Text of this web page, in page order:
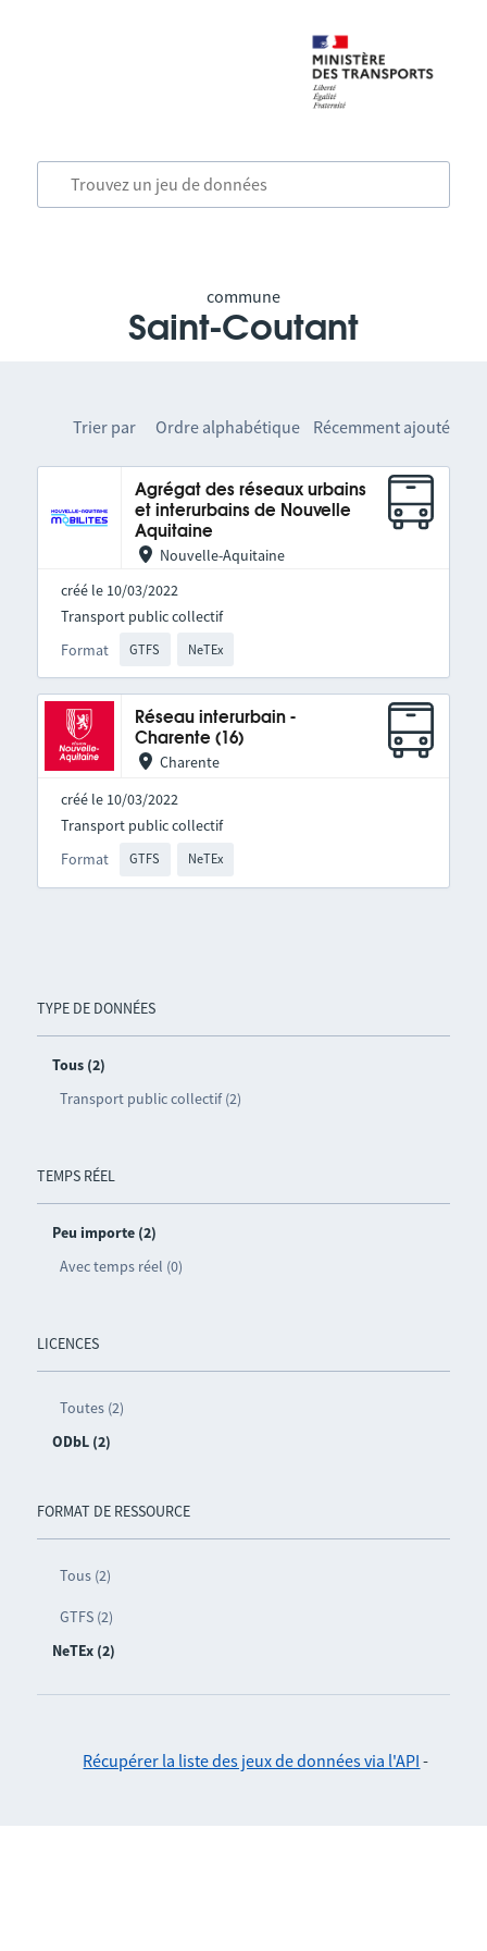
commune
Saint-Coutant
TYPE DE DONNÉES
Tous (2)
Transport public collectif (2)
TEMPS RÉEL
Peu importe (2)
Avec temps réel (0)
LICENCES
Toutes (2)
ODbL (2)
FORMAT DE RESSOURCE
Tous (2)
GTFS (2)
NeTEx (2)
Trier par Ordre alphabétique Récemment ajouté
Agrégat des réseaux urbains
et interurbains de Nouvelle
Aquitaine
Nouvelle-Aquitaine
créé le 10/03/2022
Format GTFS NeTEx
Transport public collectif
Réseau interurbain -
Charente (16)
Charente
créé le 10/03/2022
Format GTFS NeTEx
Transport public collectif
Récupérer la liste des jeux de données via l'API -